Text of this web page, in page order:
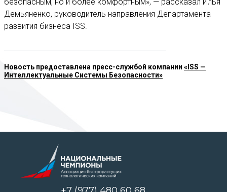
Демьяненко, руководитель направления Департамента
развития бизнеса ISS.
Новость предоставлена пресс-службой компании «ISS —
Интеллектуальные Системы Безопасности»